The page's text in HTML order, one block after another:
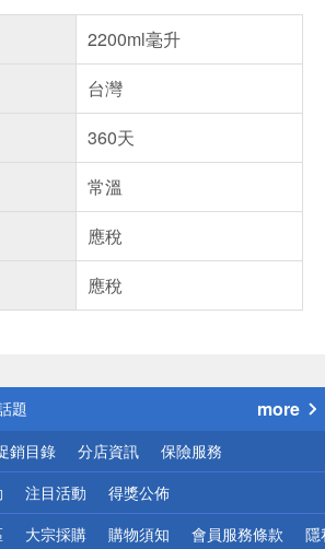
2200ml毫升
台灣
360天
常溫
應稅
應稅
告
題
惠
區配送
頁！請小心！
more
銷目錄 分店資訊 保險服務
注目活動 得獎公佈
大宗採購 購物須知 會員服務條款 隱